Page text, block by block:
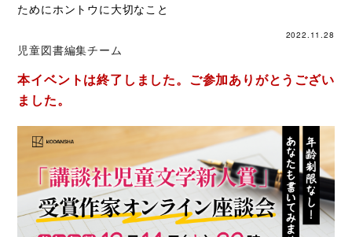
ためにホントウに大切なこと
2022.11.28
児童図書編集チーム
本イベントは終了しました。ご参加ありがとうござい
ました。